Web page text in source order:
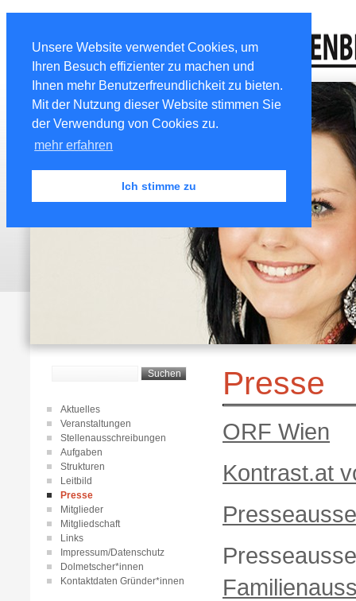
Unsere Website verwendet Cookies, um
Ihren Besuch effizienter zu machen und
Ihnen mehr Benutzerfreundlichkeit zu bieten.
Mit der Nutzung dieser Website stimmen Sie
der Verwendung von Cookies zu.
mehr erfahren
Ich stimme zu
Aktuelles
Veranstaltungen
Stellenausschreibungen
Aufgaben
Strukturen
Leitbild
Presse
Mitglieder
Mitgliedschaft
Links
Impressum/Datenschutz
Dolmetscher*innen
Kontaktdaten Gründer*innen
Presse
ORF Wien
Kontrast.at